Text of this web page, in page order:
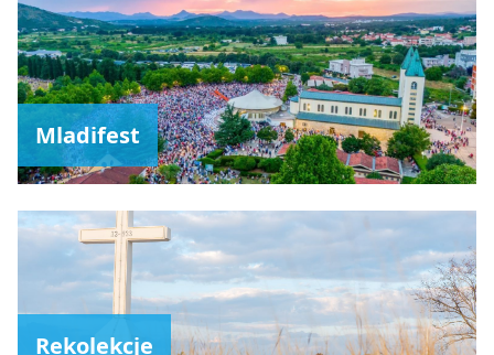
Mladifest
Rekolekcje